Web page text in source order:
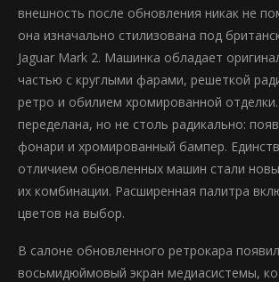
внешность после обновления никак не
она изначально стилизована под
Jaguar Mark 2. Машинка обладает
частью с круглыми фарами, решеткой
ретро и обилием хромированной
переделана, но не столь радикально:
фонари и хромированный бампер.
отличием обновленных машин стали
их комбинации. Расширенная палитра
цветов на выбор.
В салоне обновленного ретрокара
восьмидюймовый экран медиасистемы,